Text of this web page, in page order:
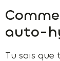
auto-
Tu sais que